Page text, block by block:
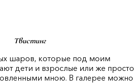
Твистинг
шаров, которые под моим
дети и взрослые или же просто
мною. В галерее можно